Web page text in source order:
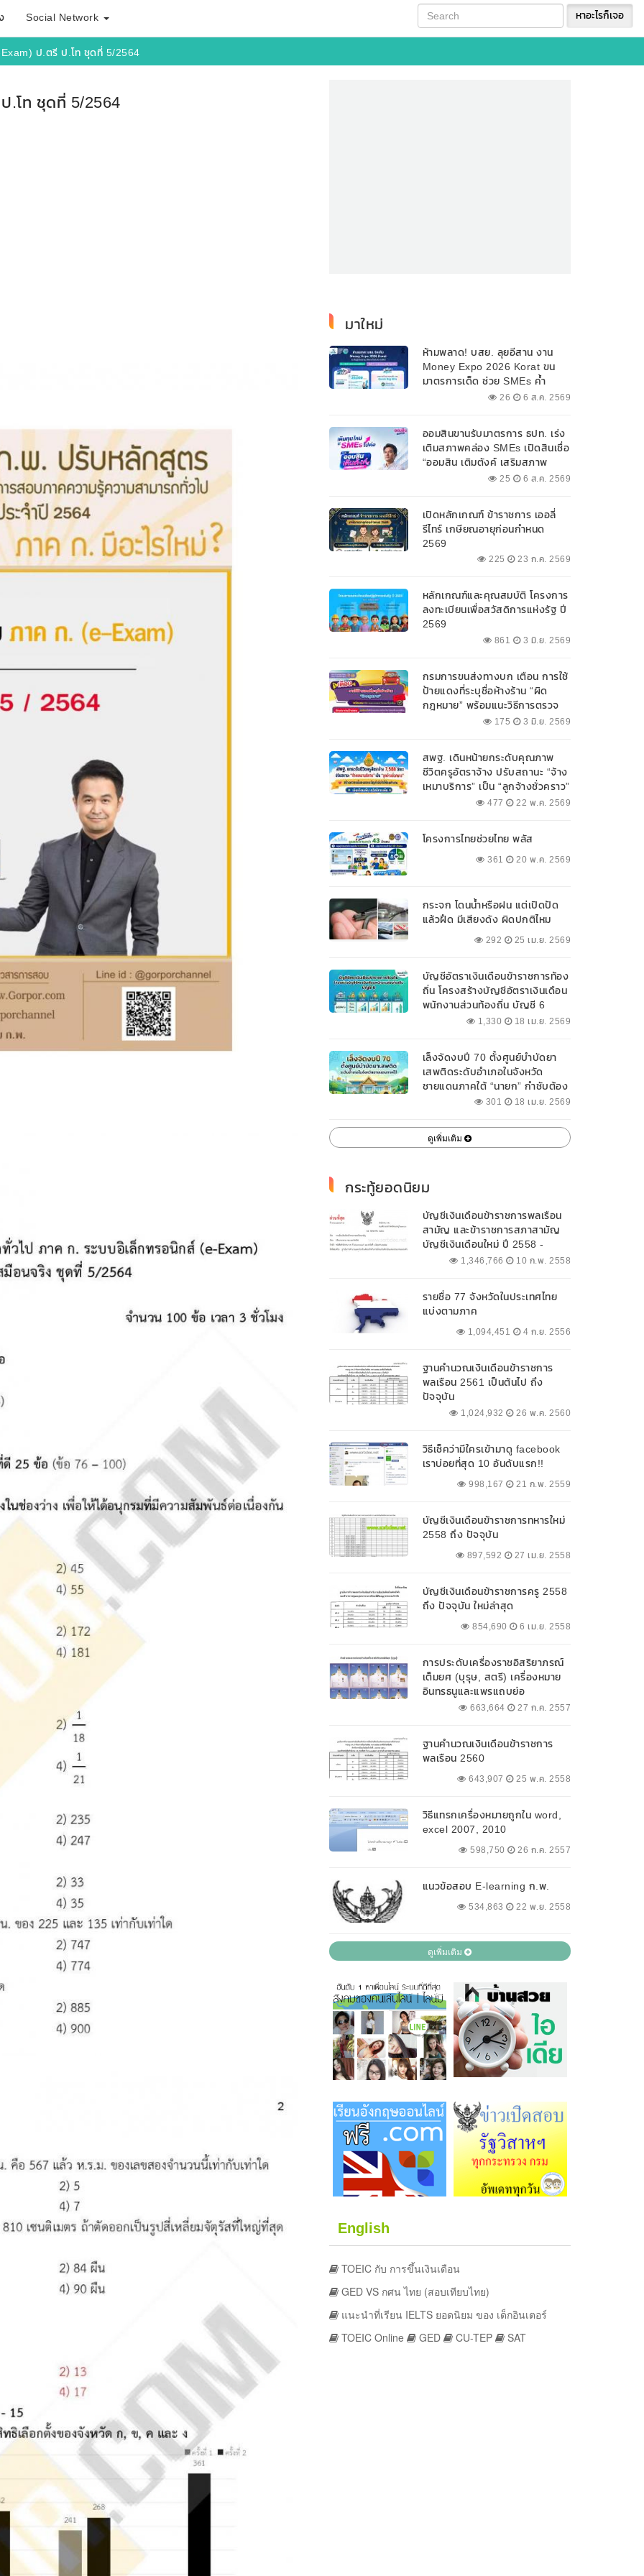
Social Network หาอะไรก็เจอ
ป.ตรี ป.โท ชุดที่ 5/2564
.โท ชุดที่ 5/2564
มาใหม่
ห้ามพลาด! บสย. ลุยอีสาน งาน
Money Expo 2026 Korat ขน
มาตรการเด็ด ช่วย SMEs ค้ำ
ประกันสินเชื่อ-แก้หนี้ 7-9 ส.ค. 69
26 6 ส.ค. 2569
ออมสินขานรับมาตรการ ธปท. เร่ง
เติมสภาพคล่อง SMEs เปิดสินเชื่อ
“ออมสิน เติมตังค์ เสริมสภาพ
คล่อง” วงเงินรวม 2,000
วงเงินกู้สูงสุด 100% ของหลัก
ประกัน ผ่อนนานสูงสุด 10 ปี
25 6 ส.ค. 2569
เปิดหลักเกณฑ์ ข้าราชการ เออลี่
รีไทร์ เกษียณอายุก่อนกำหนด
2569
225 23 ก.ค. 2569
หลักเกณฑ์และคุณสมบัติ โครงการ
ลงทะเบียนเพื่อสวัสดิการแห่งรัฐ ปี
2569
861 3 มิ.ย. 2569
กรมการขนส่งทางบก เตือน การใช้
ป้ายแดงที่ระบุชื่อห้างร้าน “ผิด
กฎหมาย” พร้อมแนะวิธีการตรวจ
สอบป้ายแดงที่ถูกต้อง
175 3 มิ.ย. 2569
สพฐ. เดินหน้ายกระดับคุณภาพ
ชีวิตครูอัตราจ้าง ปรับสถานะ “จ้าง
เหมาบริการ” เป็น “ลูกจ้างชั่วคราว”
477 22 พ.ค. 2569
โครงการไทยช่วยไทย พลัส
361 20 พ.ค. 2569
กระจก โดนน้ำหรือฝน แต่เปิดปัด
แล้วฝืด มีเสียงดัง ผิดปกติไหม
292 25 เม.ย. 2569
บัญชีอัตราเงินเดือนข้าราชการท้อง
ถิ่น โครงสร้างบัญชีอัตราเงินเดือน
พนักงานส่วนท้องถิ่น บัญชี 6
1,330 18 เม.ย. 2569
เล็งจัดงบปี 70 ตั้งศูนย์บำบัดยา
เสพติดระดับอำเภอในจังหวัด
ชายแดนภาคใต้ “นายก” กำชับต้อง
ออกแบบเฉพาะให้สอดคล้องกับ
301 18 เม.ย. 2569
ดูเพิ่มเติม
กระทู้ยอดนิยม
บัญชีเงินเดือนข้าราชการพลเรือน
สามัญ และข้าราชการสภาสามัญ
บัญชีเงินเดือนใหม่ ปี 2558 -
2562 ปัจจุบัน1,346,766 10 ก.พ. 2558
รายชื่อ 77 จังหวัดในประเทศไทย
แบ่งตามภาค
1,094,451 4 ก.ย. 2556
ฐานคำนวณเงินเดือนข้าราชการ
พลเรือน 2561 เป็นต้นไป ถึง
ปัจจุบัน
1,024,932 26 พ.ค. 2560
วิธีเช็คว่ามีใครเข้ามาดู facebook
เราบ่อยที่สุด 10 อันดับแรก!!
998,167 21 ก.พ. 2559
บัญชีเงินเดือนข้าราชการทหารใหม่
2558 ถึง ปัจจุบัน
897,592 27 เม.ย. 2558
บัญชีเงินเดือนข้าราชการครู 2558
ถึง ปัจจุบัน ใหม่ล่าสุด
854,690 6 เม.ย. 2558
การประดับเครื่องราชอิสริยาภรณ์
เต็มยศ (บุรุษ, สตรี) เครื่องหมาย
อินทรธนูและแพรแถบย่อ
663,664 27 ก.ค. 2557
ฐานคำนวณเงินเดือนข้าราชการ
พลเรือน 2560
643,907 25 พ.ค. 2558
วิธีแทรกเครื่องหมายถูกใน word,
excel 2007, 2010
598,750 26 ก.ค. 2557
แนวข้อสอบ E-learning ก.พ.
534,863 22 พ.ย. 2558
ดูเพิ่มเติม
English
TOEIC กับ การขึ้นเงินเดือน
GED VS กศน ไทย (สอบเทียบไทย)
แนะนำที่เรียน IELTS ยอดนิยม ของ เด็กอินเตอร์
TOEIC Online
GED CU-TEP SAT